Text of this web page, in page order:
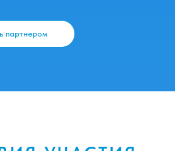
партнером